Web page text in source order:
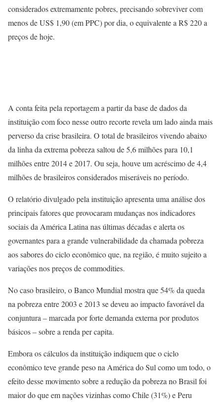
considerados extremamente pobres, precisando sobreviver com
menos de US$ 1,90 (em PPC) por dia, o equivalente a R$ 220 a
preços de hoje.
A conta feita pela reportagem a partir da base de dados da
instituição com foco nesse outro recorte revela um lado ainda mais
perverso da crise brasileira. O total de brasileiros vivendo abaixo
da linha da extrema pobreza saltou de 5,6 milhões para 10,1
milhões entre 2014 e 2017. Ou seja, houve um acréscimo de 4,4
milhões de brasileiros considerados miseráveis no período.
O relatório divulgado pela instituição apresenta uma análise dos
principais fatores que provocaram mudanças nos indicadores
sociais da América Latina nas últimas décadas e alerta os
governantes para a grande vulnerabilidade da chamada pobreza
aos sabores do ciclo econômico que, na região, é muito sujeito a
variações nos preços de commodities.
No caso brasileiro, o Banco Mundial mostra que 54% da queda
na pobreza entre 2003 e 2013 se deveu ao impacto favorável da
conjuntura – marcada por forte demanda externa por produtos
básicos – sobre a renda per capita.
Embora os cálculos da instituição indiquem que o ciclo
econômico teve grande peso na América do Sul como um todo, o
efeito desse movimento sobre a redução da pobreza no Brasil foi
maior do que em nações vizinhas como Chile (31%) e Peru